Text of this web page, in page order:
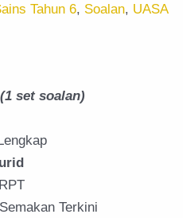
Tahun 6, Soalan, UASA
set soalan)
Terkini